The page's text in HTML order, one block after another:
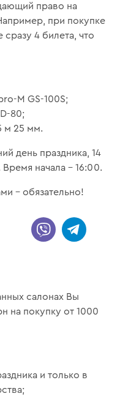
право на
при покупке
4 билета, что
M GS-100S;
80;
м 25 мм.
день праздника, 14
Время начала – 16:00.
– обязательно!
салонах Вы
на покупку от 1000
и только в